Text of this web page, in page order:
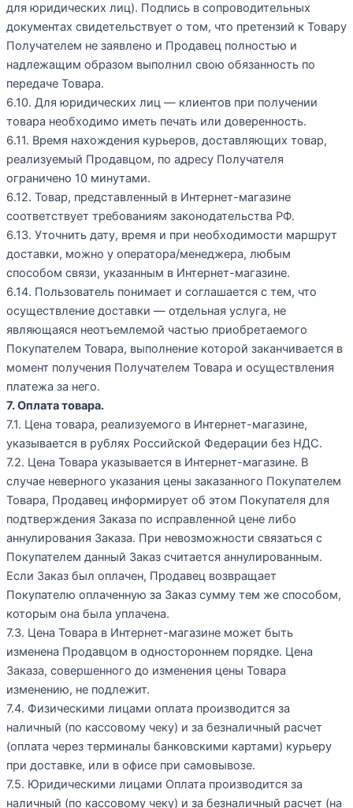
для юридических лиц). Подпись в сопроводительных
документах свидетельствует о том, что претензий к Товару
Получателем не заявлено и Продавец полностью и
надлежащим образом выполнил свою обязанность по
передаче Товара.
6.10. Для юридических лиц — клиентов при получении
товара необходимо иметь печать или доверенность.
6.11. Время нахождения курьеров, доставляющих товар,
реализуемый Продавцом, по адресу Получателя
ограничено 10 минутами.
6.12. Товар, представленный в Интернет-магазине
соответствует требованиям законодательства РФ.
6.13. Уточнить дату, время и при необходимости маршрут
доставки, можно у оператора/менеджера, любым
способом связи, указанным в Интернет-магазине.
6.14. Пользователь понимает и соглашается с тем, что
осуществление доставки — отдельная услуга, не
являющаяся неотъемлемой частью приобретаемого
Покупателем Товара, выполнение которой заканчивается в
момент получения Получателем Товара и осуществления
платежа за него.
7. Оплата товара.
7.1. Цена товара, реализуемого в Интернет-магазине,
указывается в рублях Российской Федерации без НДС.
7.2. Цена Товара указывается в Интернет-магазине. В
случае неверного указания цены заказанного Покупателем
Товара, Продавец информирует об этом Покупателя для
подтверждения Заказа по исправленной цене либо
аннулирования Заказа. При невозможности связаться с
Покупателем данный Заказ считается аннулированным.
Если Заказ был оплачен, Продавец возвращает
Покупателю оплаченную за Заказ сумму тем же способом,
которым она была уплачена.
7.3. Цена Товара в Интернет-магазине может быть
изменена Продавцом в одностороннем порядке. Цена
Заказа, совершенного до изменения цены Товара
изменению, не подлежит.
7.4. Физическими лицами оплата производится за
наличный (по кассовому чеку) и за безналичный расчет
(оплата через терминалы банковскими картами) курьеру
при доставке, или в офисе при самовывозе.
7.5. Юридическими лицами Оплата производится за
наличный (по кассовому чеку) и за безналичный расчет (на